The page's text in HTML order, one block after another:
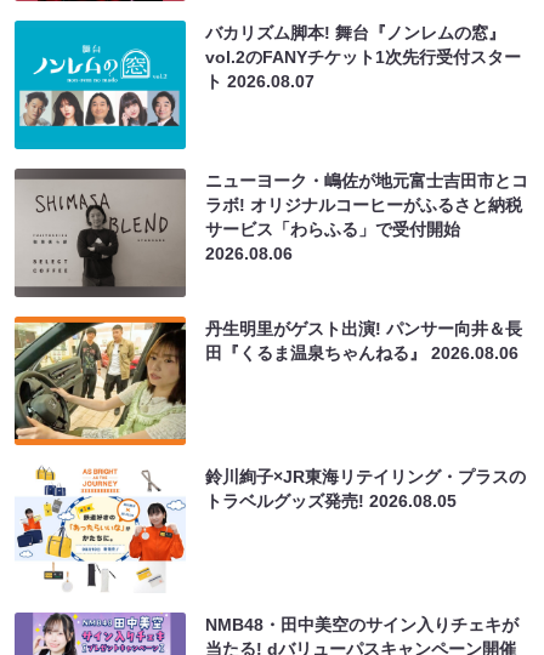
バカリズム脚本! 舞台『ノンレムの窓』
vol.2のFANYチケット1次先行受付スター
ト2026.08.07
ニューヨーク・嶋佐が地元富士吉田市とコ
ラボ! オリジナルコーヒーがふるさと納税
サービス「わらふる」で受付開始
2026.08.06
丹生明里がゲスト出演! パンサー向井＆長
田『くるま温泉ちゃんねる』2026.08.06
鈴川絢子×JR東海リテイリング・プラスの
トラベルグッズ発売!2026.08.05
NMB48・田中美空のサイン入りチェキが
当たる! dバリューパスキャンペーン開催